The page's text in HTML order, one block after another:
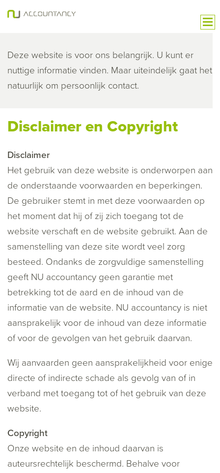
Deze website is voor ons belangrijk. U kunt er
nuttige informatie vinden. Maar uiteindelijk gaat het
natuurlijk om persoonlijk contact.
Disclaimer en Copyright
Disclaimer
Het gebruik van deze website is onderworpen aan
de onderstaande voorwaarden en beperkingen.
De gebruiker stemt in met deze voorwaarden op
het moment dat hij of zij zich toegang tot de
website verschaft en de website gebruikt. Aan de
samenstelling van deze site wordt veel zorg
besteed. Ondanks de zorgvuldige samenstelling
geeft NU accountancy geen garantie met
betrekking tot de aard en de inhoud van de
informatie van de website. NU accountancy is niet
aansprakelijk voor de inhoud van deze informatie
of voor de gevolgen van het gebruik daarvan.
Wij aanvaarden geen aansprakelijkheid voor enige
directe of indirecte schade als gevolg van of in
verband met toegang tot of het gebruik van deze
website.
Copyright
Onze website en de inhoud daarvan is
auteursrechtelijk beschermd. Behalve voor